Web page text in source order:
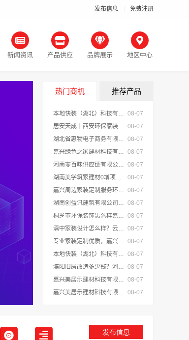
发布信息 免费注册
新闻资讯 产品供应 品牌展示 地区中心
热门商机 推荐产品
本地快装（湖北）科技有限公司武汉轻量家庭装修新房 08-07
居安天成｜西安环保家装施工公寓 自有施工队 08-07
湖北省惠物电子商务有限公司推荐母婴用品厂家优缺点分享 08-07
嘉兴绿色之家建材科技有限公司：同城专业家庭装修机构优质 08-07
河南零百味供应链有限公司轻投入零食长久经营 08-07
湖南美学筑家建材0增项闭口合同局部改造装修
08-07
嘉兴周边家装定制服务环保材料，美派建材 08-07
湖南创益讯建筑有限公司 湖南口碑好的装修环保材料全包公司 08-07
桐乡市环保装饰怎么样嘉兴锦居装饰材料有限公司 08-07
滇中家装设计怎么样？云南至高新型建材有限公司专业靠谱 08-07
专业家装定制优质，嘉兴绿色之家建材科技有限公司提供一站式装修服务 08-07
本地快装（湖北）科技有限公司光谷极速装居家装修毛坯房 08-07
濮阳旧房改造多少钱？河南璟臻环保建材有限公司透明报价 08-07
嘉兴美居乐建材科技有限公司专业家装品质靠谱有保障 08-07
嘉兴美居乐建材科技有限公司新房装修空间规划施工案例 08-07
发布信息